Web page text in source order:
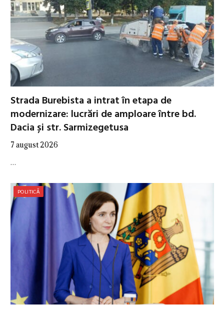
Strada Burebista a intrat în etapa de
modernizare: lucrări de amploare între bd.
Dacia și str. Sarmizegetusa
7 august 2026
…
POLITICĂ